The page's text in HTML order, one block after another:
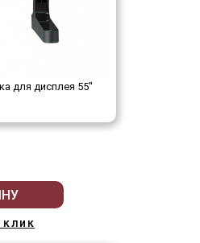
для дисплея 55"
клик